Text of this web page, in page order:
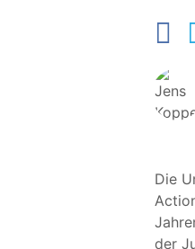
Die
der